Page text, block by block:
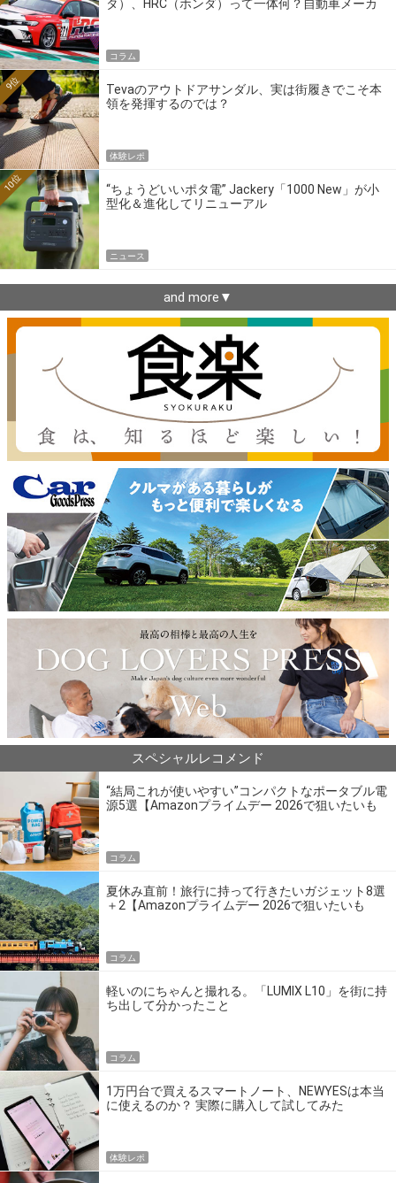
タ）、HRC（ホンダ）って一体何？自動車メーカ
コラム
Tevaのアウトドアサンダル、実は街履きでこそ本
領を発揮するのでは？
9位
体験レポ
“ちょうどいいポタ電” Jackery「1000 New」が小
型化＆進化してリニューアル
10位
ニュース
and more▼
スペシャルレコメンド
“結局これが使いやすい”コンパクトなポータブル電
源5選【Amazonプライムデー 2026で狙いたいも
コラム
夏休み直前！旅行に持って行きたいガジェット8選
＋2【Amazonプライムデー 2026で狙いたいも
コラム
軽いのにちゃんと撮れる。「LUMIX L10」を街に持
ち出して分かったこと
コラム
1万円台で買えるスマートノート、NEWYESは本当
に使えるのか？ 実際に購入して試してみた
体験レポ